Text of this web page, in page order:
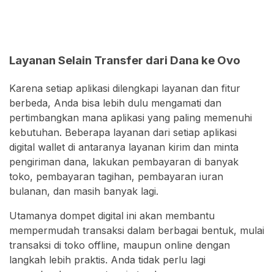
Layanan Selain Transfer dari Dana ke Ovo
Karena setiap aplikasi dilengkapi layanan dan fitur
berbeda, Anda bisa lebih dulu mengamati dan
pertimbangkan mana aplikasi yang paling memenuhi
kebutuhan. Beberapa layanan dari setiap aplikasi
digital wallet di antaranya layanan kirim dan minta
pengiriman dana, lakukan pembayaran di banyak
toko, pembayaran tagihan, pembayaran iuran
bulanan, dan masih banyak lagi.
Utamanya dompet digital ini akan membantu
mempermudah transaksi dalam berbagai bentuk, mulai
transaksi di toko offline, maupun online dengan
langkah lebih praktis. Anda tidak perlu lagi